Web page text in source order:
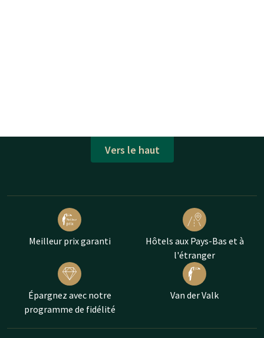
Vers le haut
Meilleur prix garanti
Hôtels aux Pays-Bas et à
l'étranger
Épargnez avec notre
programme de fidélité
Van der Valk